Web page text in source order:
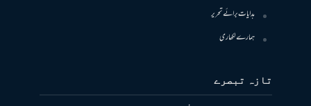
ہدایات برائے تحریر
ہمارے لکھاری
تازہ تبصرے